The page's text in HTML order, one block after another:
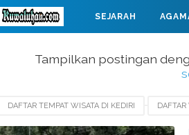
SEJARAH
Tampilkan postingan
DAFTAR TEMPAT WISATA DI KEDIRI DAFTAR
TEMPAT WISATA FAVORIT DI MALANG